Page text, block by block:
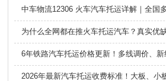
为什么全网都在推火车托运汽车？真实优
2026年最新汽车托运收费标准！大板、小